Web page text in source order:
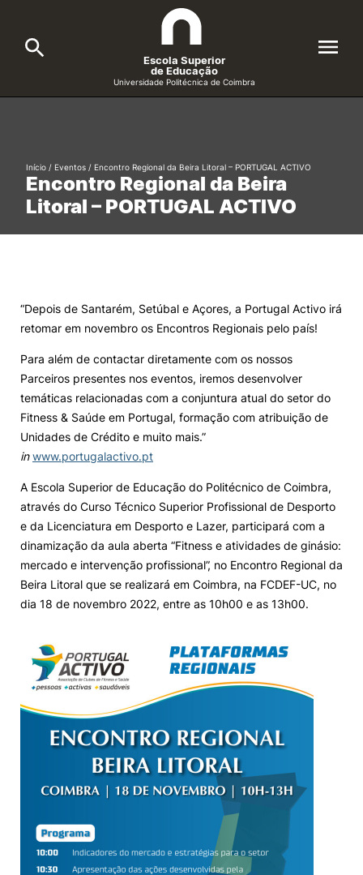
Cursos
Candidatos
Investigação e Projetos
Knowledge Factory
Candidaturas
Elogio / Sugestão / Reclamação Contactos Denúncias
©2026 Instituto Politécnico de Coimbra. Todos os direitos reservados.
Escola Superior
de Educação
Universidade Politécnica de Coimbra
Formative Offer General
Encontro Regional da Beira
Litoral – PORTUGAL ACTIVO
Início / Eventos / Encontro Regional da Beira Litoral – PORTUGAL ACTIVO
“Depois de Santarém, Setúbal e Açores, a Portugal Activo irá
retomar em novembro os Encontros Regionais pelo país!
Para além de contactar diretamente com os nossos
Parceiros presentes nos eventos, iremos desenvolver
temáticas relacionadas com a conjuntura atual do setor do
Fitness & Saúde em Portugal, formação com atribuição de
Unidades de Crédito e muito mais.”
in www.portugalactivo.pt
A Escola Superior de Educação do Politécnico de Coimbra,
através do Curso Técnico Superior Profissional de Desporto
e da Licenciatura em Desporto e Lazer, participará com a
dinamização da aula aberta “Fitness e atividades de ginásio:
mercado e intervenção profissional”, no Encontro Regional da
Beira Litoral que se realizará em Coimbra, na FCDEF-UC, no
dia 18 de novembro 2022, entre as 10h00 e as 13h00.